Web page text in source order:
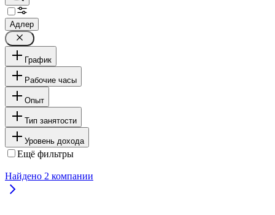
Адлер
График
Рабочие часы
Опыт
Тип занятости
Уровень дохода
Ещё фильтры
Найдено 2 компании